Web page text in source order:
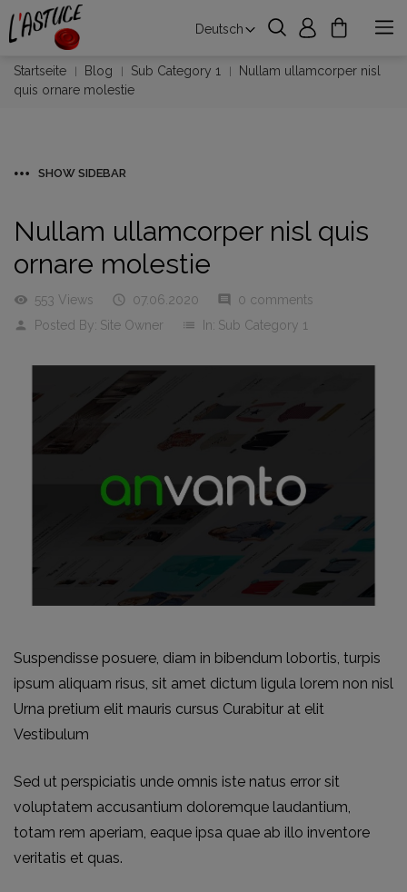
Deutsch
Startseite Blog Sub Category 1
Nullam ullamcorper nisl
quis ornare molestie
SHOW SIDEBAR
Nullam ullamcorper nisl quis
ornare molestie
visibility 553 Views  07.06.2020 comment
0 comments
person
Posted By: Site Owner list In: Sub Category 1
Suspendisse posuere, diam in bibendum lobortis, turpis
ipsum aliquam risus, sit amet dictum ligula lorem non nisl
Urna pretium elit mauris cursus Curabitur at elit
Vestibulum
Sed ut perspiciatis unde omnis iste natus error sit
voluptatem accusantium doloremque laudantium,
totam rem aperiam, eaque ipsa quae ab illo inventore
veritatis et quas.